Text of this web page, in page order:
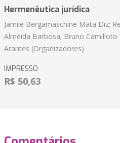
Hermenêutica jurídica
Jamile Bergamaschine Mata Diz;
Almeida Barbosa; Bruno Camilloto
Arantes (Organizadores)
IMPRESSO
R$ 50,63